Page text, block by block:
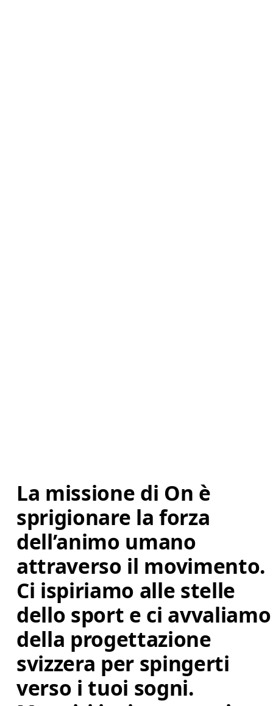
La missione di On è
sprigionare la forza
dell’animo umano
attraverso il movimento.
Ci ispiriamo alle stelle
dello sport e ci
della progettazione
svizzera per spingerti
verso i tuoi sogni.